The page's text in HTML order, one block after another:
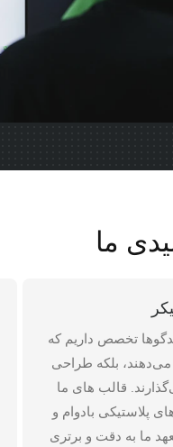
ما
تخصص داریم که
می‌دهند، بلکه طراحی
قالب های ما
پلاستیکی بادوام و
ما به دقت و برتری